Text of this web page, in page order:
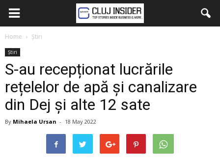
Home Știri
Știri
S-au recepționat lucrările
rețelelor de apă și canalizare
din Dej și alte 12 sate
By Mihaela Ursan - 18 May 2022